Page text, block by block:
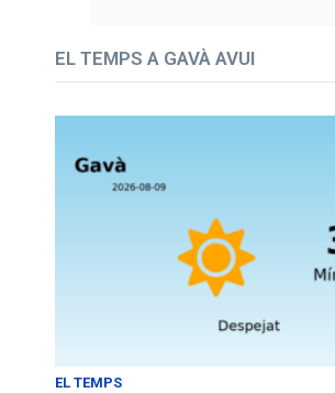
EL TEMPS A GAVÀ AVUI
EL TEMPS